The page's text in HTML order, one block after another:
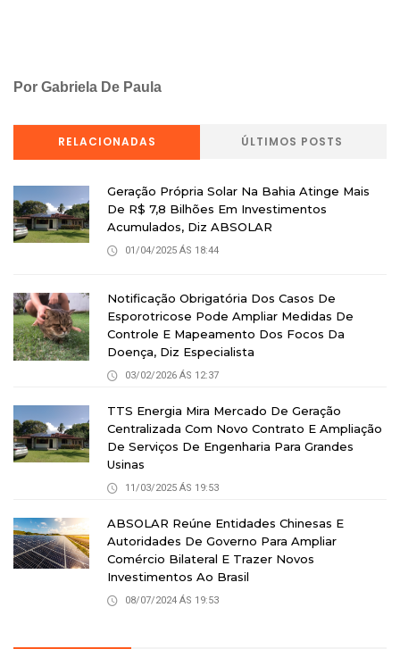
Por Gabriela De Paula
RELACIONADAS ÚLTIMOS POSTS
Geração Própria Solar Na Bahia Atinge Mais
De R$ 7,8 Bilhões Em Investimentos
Acumulados, Diz ABSOLAR
01/04/2025 ÁS 18:44
Notificação Obrigatória Dos Casos De
Esporotricose Pode Ampliar Medidas De
Controle E Mapeamento Dos Focos Da
Doença, Diz Especialista
03/02/2026 ÁS 12:37
TTS Energia Mira Mercado De Geração
Centralizada Com Novo Contrato E Ampliação
De Serviços De Engenharia Para Grandes
Usinas
11/03/2025 ÁS 19:53
ABSOLAR Reúne Entidades Chinesas E
Autoridades De Governo Para Ampliar
Comércio Bilateral E Trazer Novos
Investimentos Ao Brasil
08/07/2024 ÁS 19:53